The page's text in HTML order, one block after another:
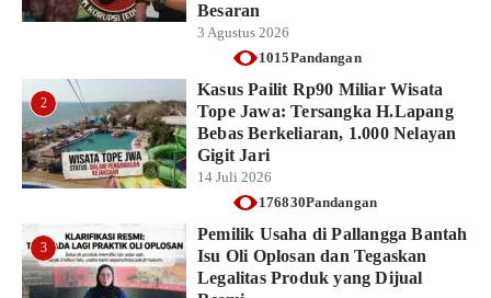
Besaran
3 Agustus 2026
1015Pandangan
2
Kasus Pailit Rp90 Miliar Wisata
Tope Jawa: Tersangka H.Lapang
Bebas Berkeliaran, 1.000 Nelayan
Gigit Jari
14 Juli 2026
176830Pandangan
3
Pemilik Usaha di Pallangga Bantah
Isu Oli Oplosan dan Tegaskan
Legalitas Produk yang Dijual